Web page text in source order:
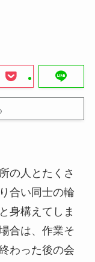
の人とたくさ
合い同士の輪
身構えてしま
合は、作業そ
わった後の会